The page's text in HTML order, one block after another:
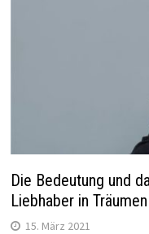
Die Bedeutung und
Liebhaber in Träumen
15. März 2021